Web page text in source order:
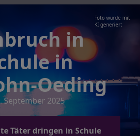
Foto wurde mit
KI generiert
in
in
Oeding
September 2025
Täter dringen in Schule